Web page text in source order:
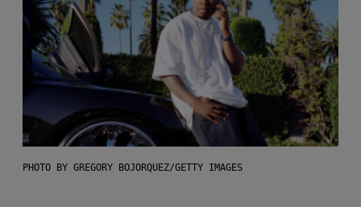
PHOTO BY GREGORY BOJORQUEZ/GETTY IMAGES